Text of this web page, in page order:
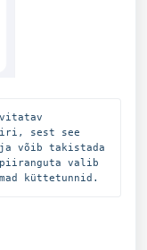
sest see
võib takistada
piiranguta valib
küttetunnid.